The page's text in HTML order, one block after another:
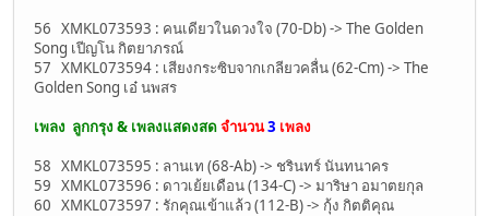
56 XMKL073593 : คนเดียวในดวงใจ (70-Db) -> The Golden
Song เปีญโน กิตยาภรณ์
57 XMKL073594 : เสียงกระซิบจากเกลียวคลื่น (62-Cm) -> The
Golden Song เอ๋ นพสร
เพลง ลูกกรุง & เพลงแสดงสดจำนวน3 เพลง
58 XMKL073595 : ลานเท (68-Ab) -> ชรินทร์ นันทนาคร
59 XMKL073596 : ดาวเย้ยเดือน (134-C) -> มาริษา อมาตยกุล
60 XMKL073597 : รักคุณเข้าแล้ว (112-B) -> กุ้ง กิตติคุณ